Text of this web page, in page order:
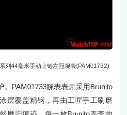
列44毫米手动上链左冠腕表(PAM01732)
。PAM01733腕表表壳采用Brunito
层覆盖精钢，再由工匠手工刷磨